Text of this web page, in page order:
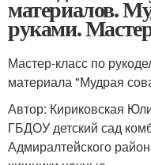
материалов.
руками.
Мастер-класс по
материала "Мудрая
Автор: Кириковская
ГБДОУ детский сад
Адмиралтейского